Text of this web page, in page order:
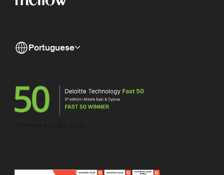
Portuguese